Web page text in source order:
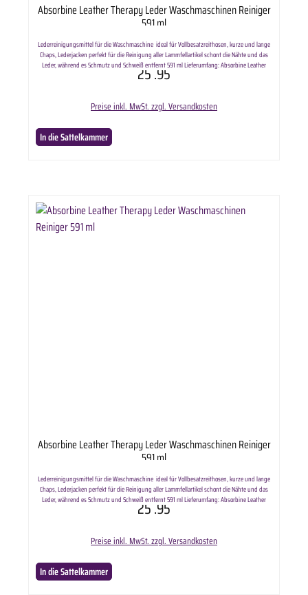
Absorbine Leather Therapy Leder Waschmaschinen Reiniger
591 ml
Lederreinigungsmittel für die Waschmaschine ideal für Vollbesatzreithosen, kurze und lange
Chaps, Lederjacken perfekt für die Reinigung aller Lammfellartikel schont die Nähte und das
Leder, während es Schmutz und Schweiß entfernt 591 ml Lieferumfang: Absorbine Leather
Therapy Leder Waschmaschinen Reiniger in ausgewählter Anzahl.
25.95
Preise inkl. MwSt. zzgl. Versandkosten
In die Sattelkammer
Absorbine Leather Therapy Leder Waschmaschinen Reiniger
591 ml
Lederreinigungsmittel für die Waschmaschine ideal für Vollbesatzreithosen, kurze und lange
Chaps, Lederjacken perfekt für die Reinigung aller Lammfellartikel schont die Nähte und das
Leder, während es Schmutz und Schweiß entfernt 591 ml Lieferumfang: Absorbine Leather
Therapy Leder Waschmaschinen Reiniger in ausgewählter Anzahl.
25.95
Preise inkl. MwSt. zzgl. Versandkosten
In die Sattelkammer